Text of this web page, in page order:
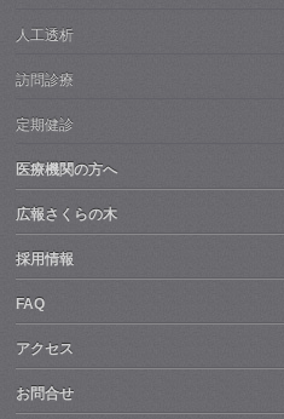
人工透析
訪問診療
定期健診
医療機関の方へ
広報さくらの木
採用情報
FAQ
アクセス
お問合せ